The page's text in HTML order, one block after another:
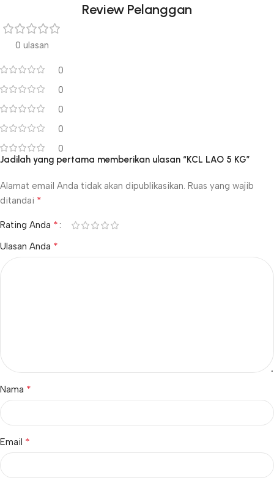
Review Pelanggan
0 ulasan
0
0
0
0
0
Jadilah yang pertama memberikan ulasan “KCL LAO 5 KG”
Alamat email Anda tidak akan dipublikasikan. Ruas yang wajib
ditandai *
Rating Anda *
Ulasan Anda *
Nama *
Email *